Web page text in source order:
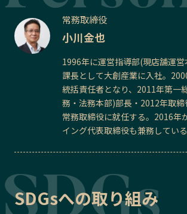
常務取締役
小川金也
1996年に運営指導部(現店舗運
課長として大創産業に入社。
統括責任者となり、2011年第一
務・法務本部)部長・2012年取
常務取締役に就任する。2016年
イング代表取締役も兼務している
SDGsへの取り組み